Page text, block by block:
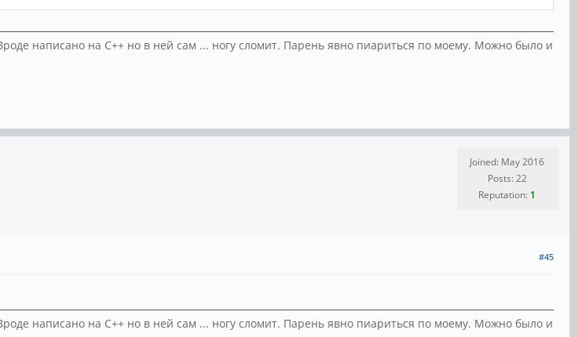
написано на С++ но в ней сам ... ногу сломит. Парень явно пиариться по моему. Можно было и
Joined: May 2016
Posts: 22
Reputation: 1
#45
написано на С++ но в ней сам ... ногу сломит. Парень явно пиариться по моему. Можно было и